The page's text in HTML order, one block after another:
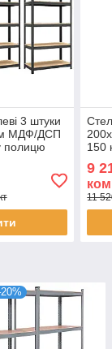
3 штуки
МДФ/ДСП
полицю
150
9
11